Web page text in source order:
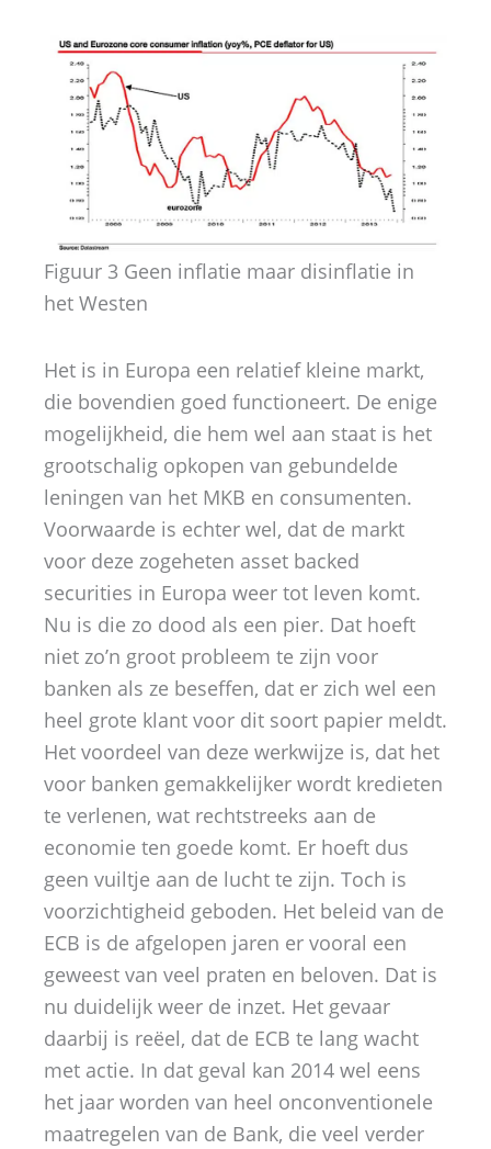
Figuur 3 Geen inflatie maar disinflatie in
het Westen
Het is in Europa een relatief kleine markt,
die bovendien goed functioneert. De enige
mogelijkheid, die hem wel aan staat is het
grootschalig opkopen van gebundelde
leningen van het MKB en consumenten.
Voorwaarde is echter wel, dat de markt
voor deze zogeheten asset backed
securities in Europa weer tot leven komt.
Nu is die zo dood als een pier. Dat hoeft
niet zo’n groot probleem te zijn voor
banken als ze beseffen, dat er zich wel een
heel grote klant voor dit soort papier meldt.
Het voordeel van deze werkwijze is, dat het
voor banken gemakkelijker wordt kredieten
te verlenen, wat rechtstreeks aan de
economie ten goede komt. Er hoeft dus
geen vuiltje aan de lucht te zijn. Toch is
voorzichtigheid geboden. Het beleid van de
ECB is de afgelopen jaren er vooral een
geweest van veel praten en beloven. Dat is
nu duidelijk weer de inzet. Het gevaar
daarbij is reëel, dat de ECB te lang wacht
met actie. In dat geval kan 2014 wel eens
het jaar worden van heel onconventionele
maatregelen van de Bank, die veel verder